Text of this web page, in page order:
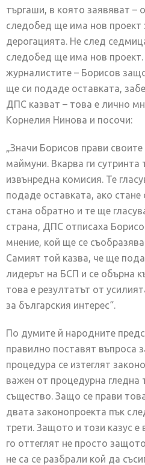
търгаши, в която заявяват –
следобед ще има нов проект
дерогацията. Не след
следобед ще има нов проект.
журналистите – Борисов
ще си подаде оставката,
ДПС казват – това е лично
Корнелия Нинова и посочи:
„Значи Борисов прави
маймуни. Вкарва ги сутринта
извънредна комисия. Те
подаде оставката, ако стане
стана обратно и те ще
страна, ДПС отписаха
мнение, кой ще се
Самият той казва, че ще
лидерът на БСП и се обърна
това е резултатът от
за българския интерес“.
По думите й народните
правилно поставят въпроса
процедура се изтеглят
важен от процедурна гледна
същество. Защо се прави
двата законопроекта пък
трети. Защото и този казус
го оттеглят не просто
не са се разбрали кой да